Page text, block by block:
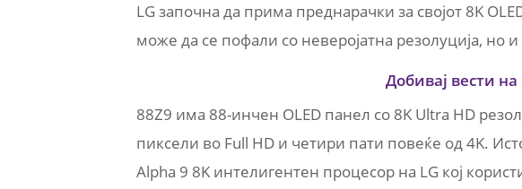
LG започна да прима преднарачки за својот 8K
може да се пофали со неверојатна резолуција, но
Добивај вести
88Z9 има 88-инчен OLED панел со 8K Ultra HD
пиксели во Full HD и четири пати повеќе од 4K.
Alpha 9 8K интелигентен процесор на LG кој